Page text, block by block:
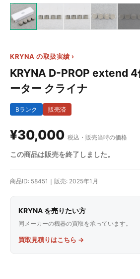
KRYNA の取扱実績 ›
KRYNA D-PROP extend
ーター クライナ
販売済
Bランク
¥30,000 税込・販売当時の価格
この商品は販売を終了しました。
商品ID: 58451｜販売: 2025年1月
KRYNA を売りたい方
同メーカーの機器の買取を承っています。
買取見積りはこちら →